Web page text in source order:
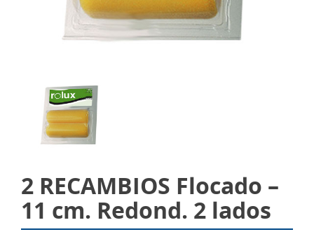
2 RECAMBIOS Flocado –
11 cm. Redond. 2 lados